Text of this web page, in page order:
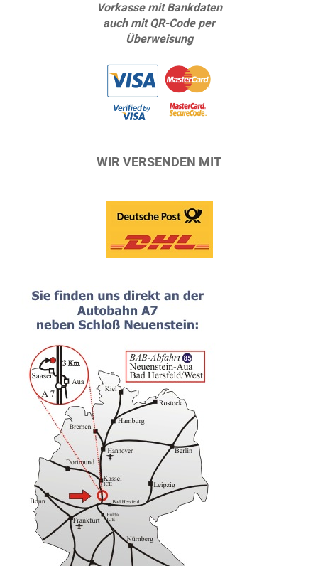
Vorkasse mit Bankdaten
auch mit QR-Code per
Überweisung
WIR VERSENDEN MIT